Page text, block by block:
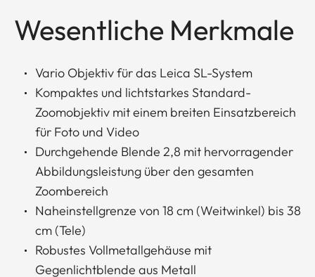
Wesentliche Merkmale
Vario Objektiv für das Leica SL-System
Kompaktes und lichtstarkes Standard-
Zoomobjektiv mit einem breiten Einsatzbereich
für Foto und Video
Durchgehende Blende 2,8 mit hervorragender
Abbildungsleistung über den gesamten
Zoombereich
Naheinstellgrenze von 18 cm (Weitwinkel) bis 38
cm (Tele)
Robustes Vollmetallgehäuse mit
Gegenlichtblende aus Metall